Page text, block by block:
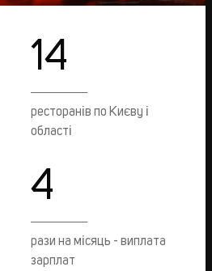
14
ресторанів по Києву і
області
4
рази на місяць - виплата
зарплат